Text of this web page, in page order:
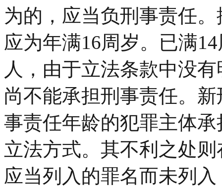
为的，应当负刑事责任
应为年满16周岁。已满
人，由于立法条款中没
尚不能承担刑事责任。
事责任年龄的犯罪主体
立法方式。其不利之处
应当列入的罪名而未列